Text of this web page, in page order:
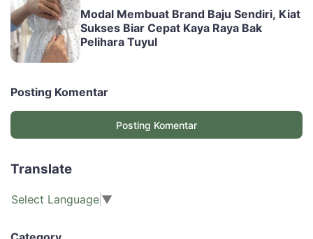
Modal Membuat Brand Baju Sendiri, Kiat
Sukses Biar Cepat Kaya Raya Bak
Pelihara Tuyul
Posting Komentar
Posting Komentar
Translate
Select Language ▼